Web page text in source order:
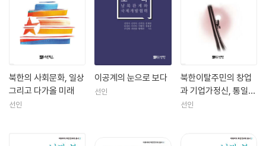
북한의 사회문화, 일상
그리고 다가올 미래
선인
이공계의 눈으로 보다
선인
북한이탈주민의 창업
과 기업가정신, 통일의
문을 열다
선인